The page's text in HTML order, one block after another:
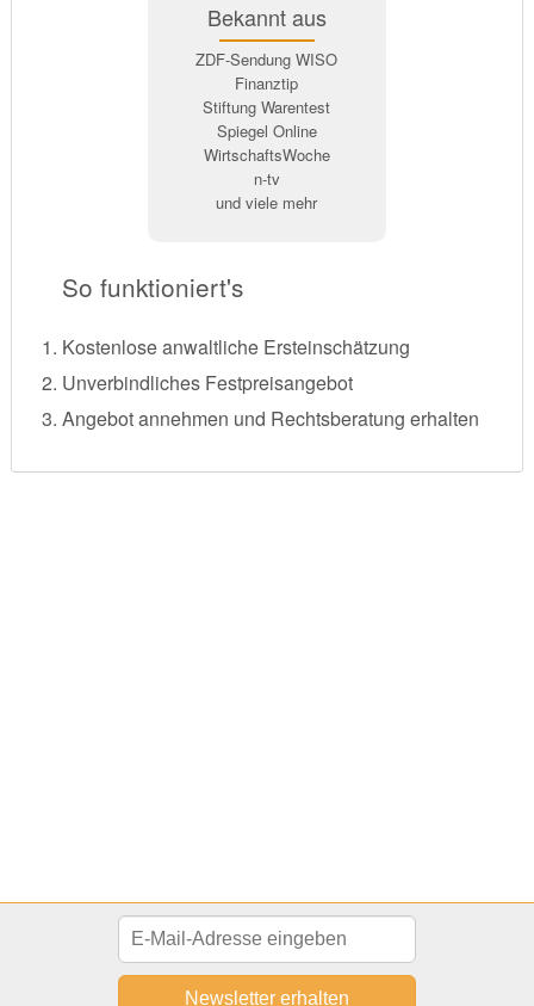
Bekannt aus
ZDF-Sendung WISO
Finanztip
Stiftung Warentest
Spiegel Online
WirtschaftsWoche
n-tv
und viele mehr
So funktioniert's
Kostenlose anwaltliche Ersteinschätzung
Unverbindliches Festpreisangebot
Angebot annehmen und Rechtsberatung erhalten